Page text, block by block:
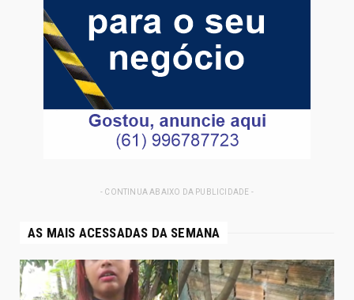
- CONTINUA ABAIXO DA PUBLICIDADE -
AS MAIS ACESSADAS DA SEMANA